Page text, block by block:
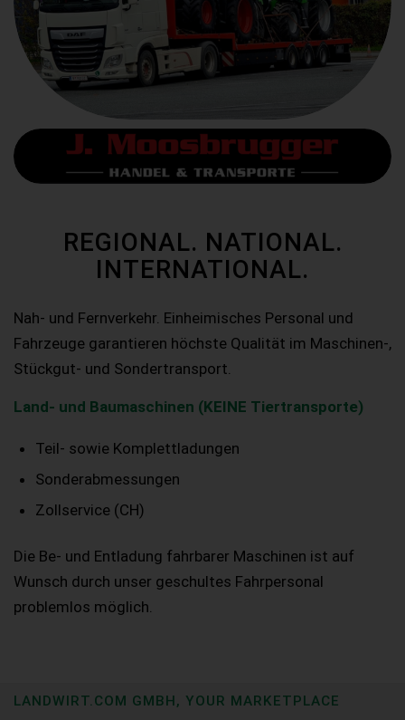
REGIONAL. NATIONAL.
INTERNATIONAL.
Nah- und Fernverkehr. Einheimisches Personal und
Fahrzeuge garantieren höchste Qualität im Maschinen-,
Stückgut- und Sondertransport.
Land- und Baumaschinen (KEINE Tiertransporte)
Teil- sowie Komplettladungen
Sonderabmessungen
Zollservice (CH)
Die Be- und Entladung fahrbarer Maschinen ist auf
Wunsch durch unser geschultes Fahrpersonal
problemlos möglich.
LANDWIRT.COM GMBH, YOUR MARKETPLACE